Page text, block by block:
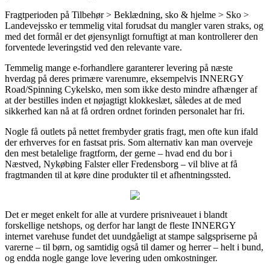
Fragtperioden på Tilbehør > Beklædning, sko & hjelme > Sko >
Landevejssko er temmelig vital forudsat du mangler varen straks, og
med det formål er det øjensynligt fornuftigt at man kontrollerer den
forventede leveringstid ved den relevante vare.
Temmelig mange e-forhandlere garanterer levering på næste
hverdag på deres primære varenumre, eksempelvis INNERGY
Road/Spinning Cykelsko, men som ikke desto mindre afhænger af
at der bestilles inden et nøjagtigt klokkeslæt, således at de med
sikkerhed kan nå at få ordren ordnet forinden personalet har fri.
Nogle få outlets på nettet frembyder gratis fragt, men ofte kun ifald
der erhverves for en fastsat pris. Som alternativ kan man overveje
den mest betalelige fragtform, der gerne – hvad end du bor i
Næstved, Nykøbing Falster eller Fredensborg – vil blive at få
fragtmanden til at køre dine produkter til et afhentningssted.
Det er meget enkelt for alle at vurdere prisniveauet i blandt
forskellige netshops, og derfor har langt de fleste INNERGY
internet varehuse fundet det uundgåeligt at stampe salgspriserne på
varerne – til børn, og samtidig også til damer og herrer – helt i bund,
og endda nogle gange love levering uden omkostninger.